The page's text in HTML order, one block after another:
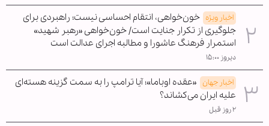
اخبار ویژه خون‌خواهی، انتقام احساسی نیست؛ راهبردی برای
جلوگیری از تکرار جنایت است/ خون‌خواهی «رهبر شهید»
استمرار فرهنگ عاشورا و مطالبه اجرای عدالت است
دیروز ۱۵:۰۰
اخبار جهان «عقده اوباما»؛ آیا ترامپ را به سمت گزینه هسته‌ای
علیه ایران می‌کشاند؟
۲ روز قبل